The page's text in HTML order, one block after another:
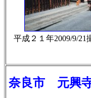
平成２１年2009/9/
奈良市 元興